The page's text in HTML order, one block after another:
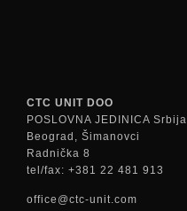
CTC UNIT DOO
POSLOVNA JEDINICA Srbija
Beograd, Šimanovci
Radnička 8
tel/fax: +381 22 481 913
office@ctc-unit.com